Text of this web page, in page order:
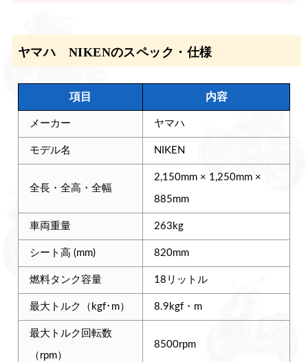
ヤマハ NIKENのスペック・仕様
項目 内容
メーカー ヤマハ
モデル名 NIKEN
全長・全高・全幅
2,150mm × 1,250mm ×
885mm
車両重量 263kg
シート高 (mm) 820mm
燃料タンク容量 18リットル
最大トルク（kgf･m） 8.9kgf・m
最大トルク回転数
（rpm）
8500rpm